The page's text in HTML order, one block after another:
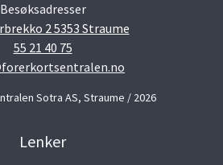
Besøksadresser
2 5353 Straume
55 21 40 75
Sotra AS, Straume / 2026
Lenker